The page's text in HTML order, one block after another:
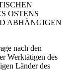
OSTENS
ABHÄNGIGEN
nach den
Werktätigen des
Länder des